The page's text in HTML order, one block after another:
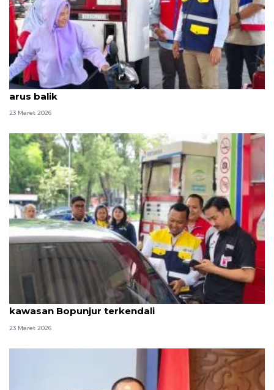
BPH Migas jamin stok BBM nasional aman untuk
arus balik
23 Maret 2026
Libur Lebaran, BPH Migas: Pasokan BBM di
kawasan Bopunjur terkendali
23 Maret 2026